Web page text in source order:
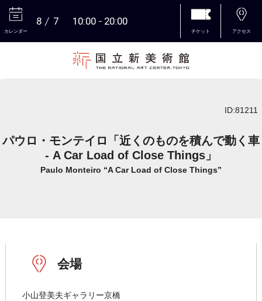
カレンダー
8 7 10:00 20:00
チケット アクセス
ID:81211
パウロ・モンテイロ「近くのものを積んで動く車
- A Car Load of Close Things」
Paulo Monteiro “A Car Load of Close Things”
会場
小山登美夫ギャラリー京橋